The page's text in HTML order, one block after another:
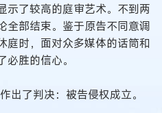
示了较高的庭审艺术。不到两
全部结束。鉴于原告不同意调
庭时，面对众多媒体的话筒和
必胜的信心。
了判决：被告侵权成立。